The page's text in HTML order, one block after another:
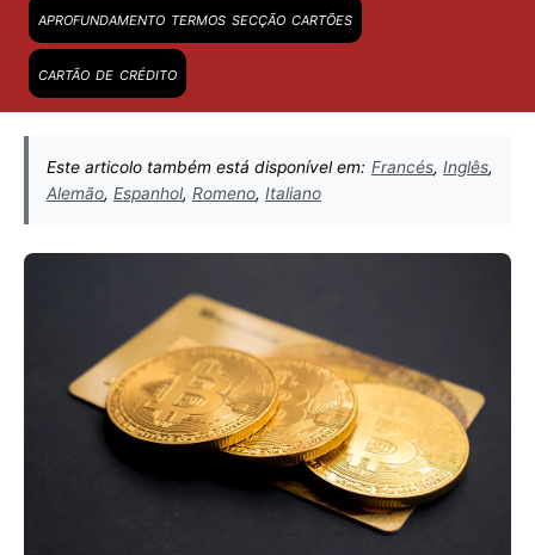
aprofundamento termos secção cartões
cartão de crédito
Este articolo também está disponível em: Francés, Inglês,
Alemão, Espanhol, Romeno, Italiano